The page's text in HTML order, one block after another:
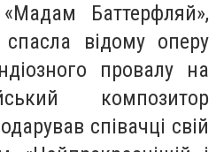
Баттерфляй»,
відому оперу
провалу на
композитор
співачці свій